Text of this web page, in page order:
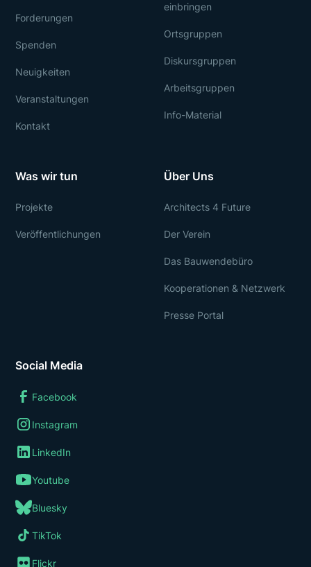
Forderungen
Spenden
Neuigkeiten
Veranstaltungen
Kontakt
einbringen
Ortsgruppen
Diskursgruppen
Arbeitsgruppen
Info-Material
Social Media
Facebook
Instagram
LinkedIn
Youtube
Bluesky
TikTok
Flickr
Was wir tun
Projekte
Veröffentlichungen
Über Uns
Architects 4 Future
Der Verein
Das Bauwendebüro
Kooperationen & Netzwerk
Presse Portal